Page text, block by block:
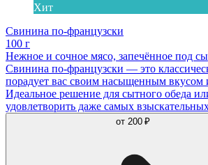
Хит
Свинина по-французски
100 г
Нежное и сочное мясо, запечённое под
Свинина по-французски — это
порадует вас своим насыщенным вкусом
Идеальное решение для сытного обеда
удовлетворить даже самых
от 200 ₽